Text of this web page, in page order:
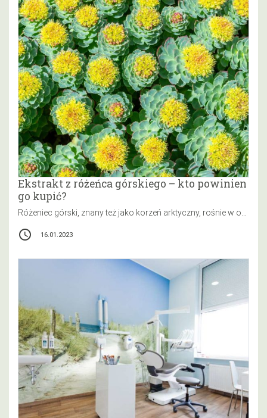
Ekstrakt z różeńca górskiego – kto powinien
go kupić?
Różeniec górski, znany też jako korzeń arktyczny, rośnie w obszarze okołobiegunowym, spotyka się go również w polskich Karpatach i Sudetach.…
access_time 16.01.2023